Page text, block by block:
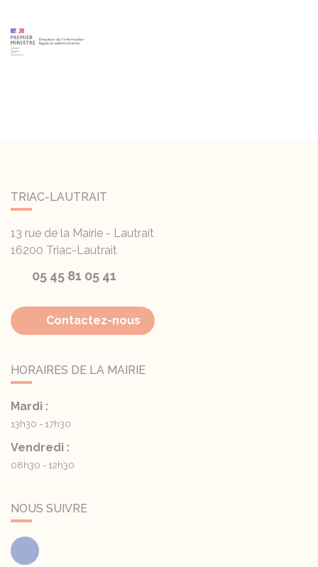
TRIAC-LAUTRAIT
13 rue de la Mairie - Lautrait
16200 Triac-Lautrait
05 45 81 05 41
Contactez-nous
HORAIRES DE LA MAIRIE
Mardi :
13h30 - 17h30
Vendredi :
08h30 - 12h30
NOUS SUIVRE
Facebook